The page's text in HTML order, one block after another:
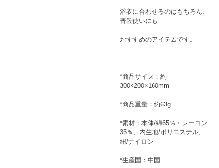
浴衣に合わせるのはもちろん、
普段使いにも
おすすめのアイテムです。
*商品サイズ：約
300×200×160mm
*商品重量：約63g
*素材：本体/綿65％・レーヨン
35％、内生地/ポリエステル、
紐/ナイロン
*生産国：中国